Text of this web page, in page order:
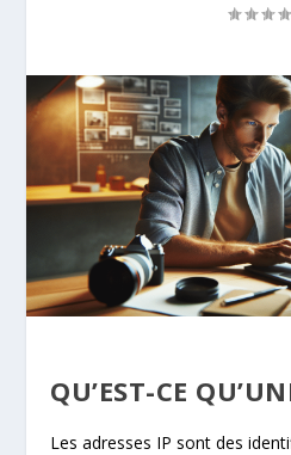
QU’EST-CE
Les adresses IP sont des